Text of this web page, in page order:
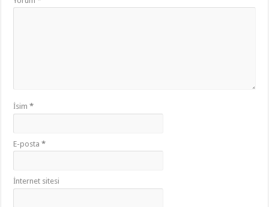
İsim*
E-posta*
İnternet sitesi